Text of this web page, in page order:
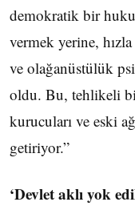
demokratik bir
vermek yerine,
ve olağanüstülük
oldu. Bu, tehlikeli
kurucuları ve eski
getiriyor.”
‘Devlet aklı yok